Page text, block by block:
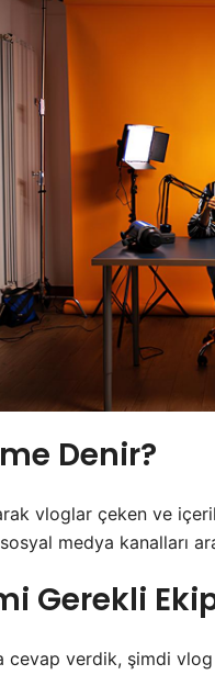
Denir?
vloglar çeken ve
medya kanalları
Gerekli
cevap verdik, şimdi